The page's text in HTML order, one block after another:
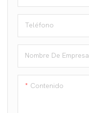
Teléfono
Nombre De Empresa
Contenido